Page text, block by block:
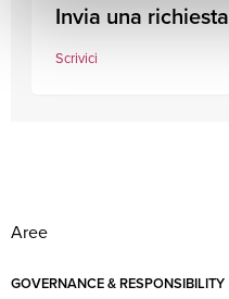
Invia una richiesta
Scrivici
Aree
GOVERNANCE & RESPONSIBILITY